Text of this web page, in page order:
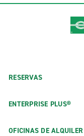
RESERVAS
ENTERPRISE PLUS®
OFICINAS DE